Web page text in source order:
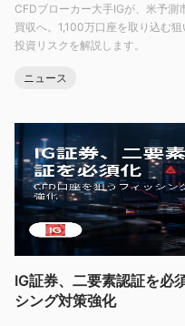
実際の口座に最低入金額の要
最大1:400のレバレッジ
手数料やコストが明確にされ
一部の市場における最小取引
クレジットカードの入金手
IG証券は信頼できるブローカ
はい。IG証券は現在、複数
す。これには、ASIC（オー
FSA（日本）、FMA（ニュ
ル）、およびDFSA（アラブ
CFDブローカー大手IGが、米予
買収へ。1,100万口座を取り込む
投資リスクを解説します。
ニュース
IG証券、二要素認証を
シング対策強化